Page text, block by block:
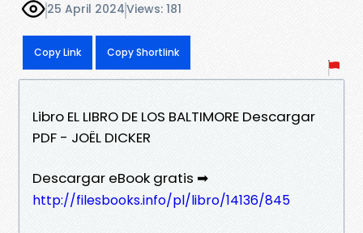
25 April 2024Views: 181
Copy Link Copy Shortlink
Libro EL LIBRO DE LOS BALTIMORE Descargar
PDF - JOËL DICKER
Descargar eBook gratis ➡
http://filesbooks.info/pl/libro/14136/845